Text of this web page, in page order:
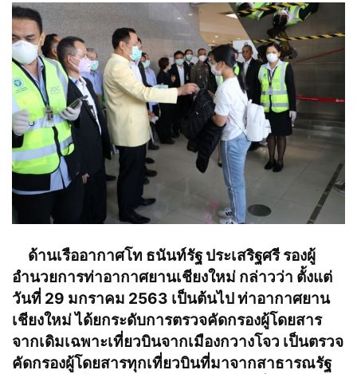
ด้านเรืออากาศโท ธนันท์รัฐ ประเสริฐศรี รองผู้
อำนวยการท่าอากาศยานเชียงใหม่ กล่าวว่า ตั้งแต่
วันที่ 29 มกราคม 2563 เป็นต้นไป ท่าอากาศยาน
เชียงใหม่ ได้ยกระดับการตรวจคัดกรองผู้โดยสาร
จากเดิมเฉพาะเที่ยวบินจากเมืองกวางโจว เป็นตรวจ
คัดกรองผู้โดยสารทุกเที่ยวบินที่มาจากสาธารณรัฐ